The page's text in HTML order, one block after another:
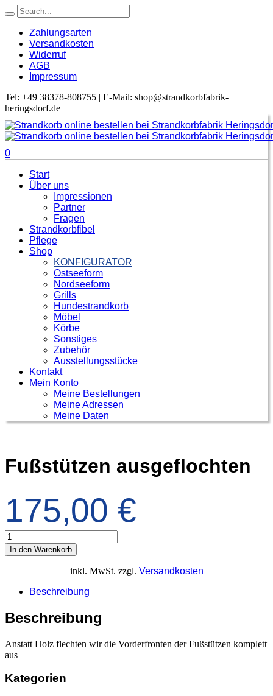
Zahlungsarten
Versandkosten
Widerruf
AGB
Impressum
Tel: +49 38378-808755 | E-Mail: shop@strandkorbfabrik-
heringsdorf.de
0
Start
Über uns
Impressionen
Partner
Fragen
Strandkorbfibel
Pflege
Shop
KONFIGURATOR
Ostseeform
Nordseeform
Grills
Hundestrandkorb
Möbel
Körbe
Sonstiges
Zubehör
Ausstellungsstücke
Kontakt
Mein Konto
Meine Bestellungen
Meine Adressen
Meine Daten
Fußstützen ausgeflochten
175,00 €
In den Warenkorb
inkl. MwSt. zzgl. Versandkosten
Beschreibung
Beschreibung
Anstatt Holz flechten wir die Vorderfronten der Fußstützen komplett
aus
Kategorien